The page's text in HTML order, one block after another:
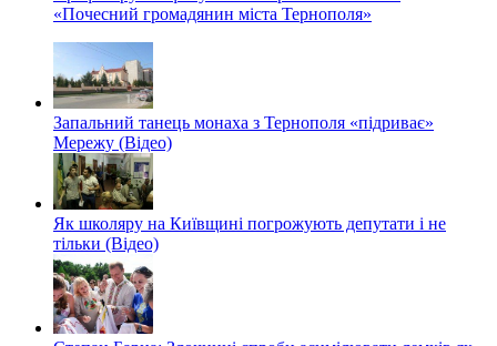
«Почесний громадянин міста Тернополя»
Запальний танець монаха з Тернополя «підриває»
Мережу (Відео)
Як школяру на Київщині погрожують депутати і не
тільки (Відео)